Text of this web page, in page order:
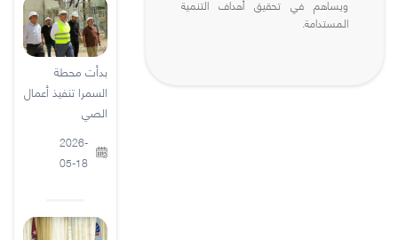
بدأت محطة
السمرا تنفيذ أعمال
الصي
2026-
05-18
ويساهم في تحقيق أهداف التنمية
المستدامة.